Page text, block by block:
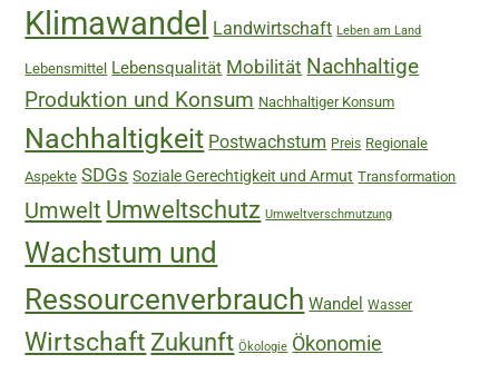
Klimawandel Landwirtschaft Leben am Land
Lebensmittel Lebensqualität Mobilität Nachhaltige
Produktion und Konsum Nachhaltiger Konsum
Nachhaltigkeit Postwachstum Preis Regionale
Aspekte SDGs Soziale Gerechtigkeit und Armut Transformation
Umwelt Umweltschutz Umweltverschmutzung
Wachstum und
Ressourcenverbrauch Wandel Wasser
Wirtschaft Zukunft Ökologie Ökonomie